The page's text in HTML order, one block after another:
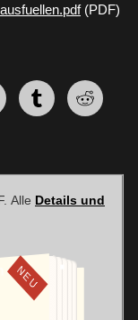
(PDF)
teilen teilen
E-Book mit über 290 Seiten Umfang als PDF. Alle Details und
NEU